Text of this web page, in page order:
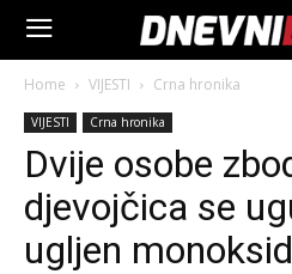
Home VIJESTI Crna hronika
VIJESTI Crna hronika
Dvije osobe
djevojčica se
ugljen